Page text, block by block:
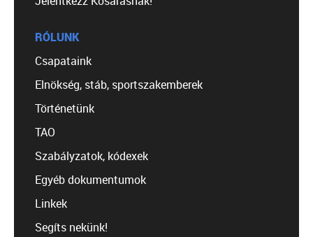
RÓLUNK
Csapataink
Elnökség, stáb, sportszakemberek
Történetünk
TAO
Szabályzatok, kódexek
Egyéb dokumentumok
Linkek
Segíts nekünk!